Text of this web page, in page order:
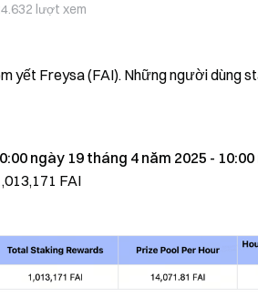
lượt xem
yết Freysa (FAI). Những người dùng
ngày 19 tháng 4 năm 2025 -
FAI